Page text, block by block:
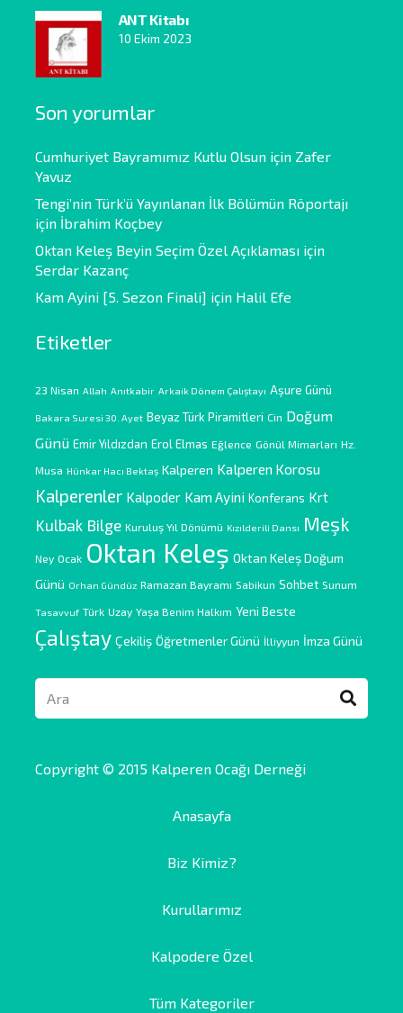
ANT Kitabı
10 Ekim 2023
Son yorumlar
Cumhuriyet Bayramımız Kutlu Olsun için Zafer
Yavuz
Tengi’nin Türk’ü Yayınlanan İlk Bölümün Röportajı
için İbrahim Koçbey
Oktan Keleş Beyin Seçim Özel Açıklaması için
Serdar Kazanç
Kam Ayini [5. Sezon Finali] için Halil Efe
Etiketler
23 Nisan Allah Anıtkabir Arkaik Dönem Çalıştayı Aşure Günü
Bakara Suresi 30. Ayet Beyaz Türk Piramitleri Cin Doğum
Günü Emir Yıldızdan Erol Elmas Eğlence Gönül Mimarları Hz.
Musa Hünkar Hacı Bektaş Kalperen Kalperen Korosu
Kalperenler Kalpoder Kam Ayini Konferans Krt
Kulbak Bilge Kuruluş Yıl Dönümü Kızılderili Dansı Meşk
Ney Ocak Oktan Keleş Oktan Keleş Doğum
Günü Orhan Gündüz Ramazan Bayramı Sabikun Sohbet Sunum
Tasavvuf Türk Uzay Yaşa Benim Halkım Yeni Beste
Çalıştay Çekiliş Öğretmenler Günü İlliyyun İmza Günü
Copyright © 2015 Kalperen Ocağı Derneği
Anasayfa
Biz Kimiz?
Kurullarımız
Kalpodere Özel
Tüm Kategoriler